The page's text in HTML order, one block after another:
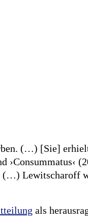
(…) [Sie]
›Consummatus‹
(…) Lewitscharoff
als